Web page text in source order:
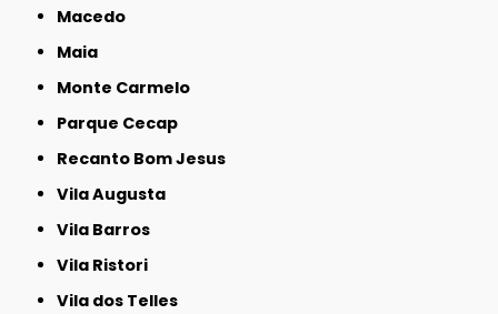
Macedo
Maia
Monte Carmelo
Parque Cecap
Recanto Bom Jesus
Vila Augusta
Vila Barros
Vila Ristori
Vila dos Telles